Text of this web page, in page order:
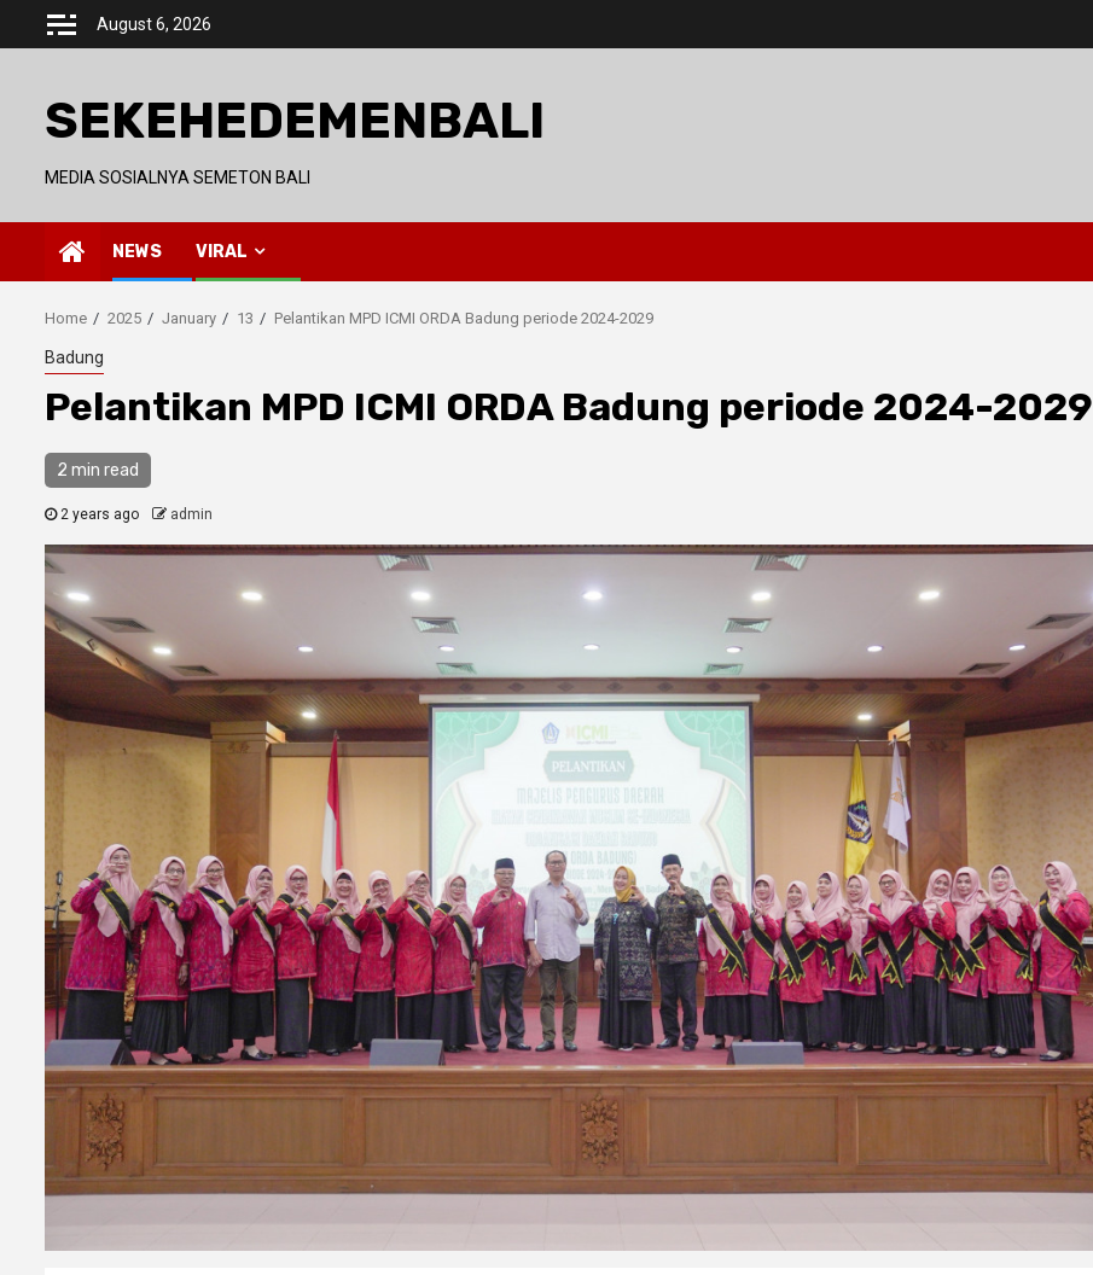
August 6, 2026
SEKEHEDEMENBALI
MEDIA SOSIALNYA SEMETON BALI
NEWS VIRAL
Home 2025 January 13 Pelantikan MPD ICMI ORDA Badung periode 2024-2029
Badung
Pelantikan MPD ICMI ORDA Badung periode 2024-2029
2 min read
2 years ago admin